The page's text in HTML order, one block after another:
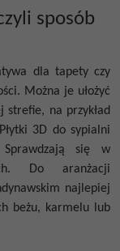
sposób
dla tapety czy
Można je ułożyć
strefie, na przykład
3D do sypialni
się w
Do aranżacji
najlepiej
beżu, karmelu lub